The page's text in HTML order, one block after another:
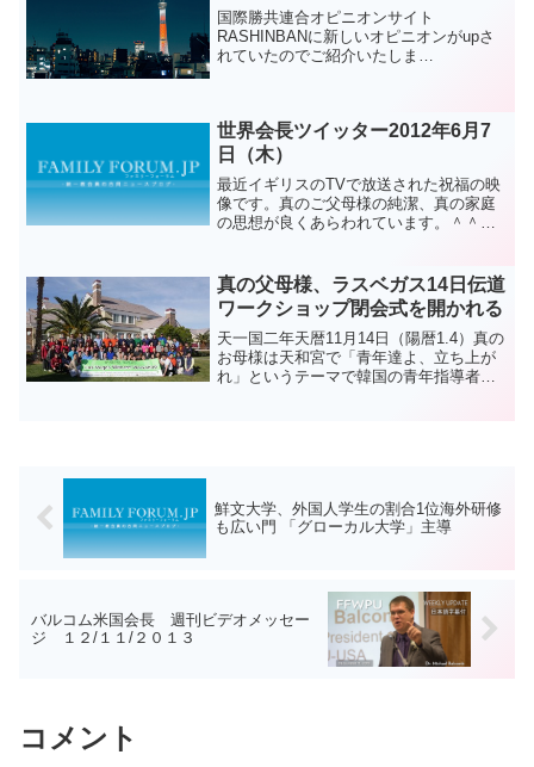
国際勝共連合オピニオンサイト
RASHINBANに新しいオピニオンがupさ
れていたのでご紹介いたしま
ます。国際テロの対処のために必要な...
世界会長ツイッター2012年6月7
日（木）
最近イギリスのTVで放送された祝福の映
像です。真のご父母様の純潔、真の家庭
の思想が良くあらわれています。＾＾ユ
最後が無いようです..まだ字幕が出ないよ
うです。
真の父母様、ラスベガス14日伝道
ワークショップ閉会式を開かれる
天一国二年天暦11月14日（陽暦1.4）真の
お母様は天和宮で「青年達よ、立ち上が
れ」というテーマで韓国の青年指導者、
鮮文大学、外国人学生の割合1位海外研修
も広い門 「グローカル大学」主導
バルコム米国会長 週刊ビデオメッセー
ジ １２/１１/２０１３
コメント